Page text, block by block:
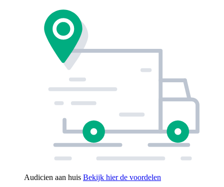
Audicien aan huis Bekijk hier de voordelen